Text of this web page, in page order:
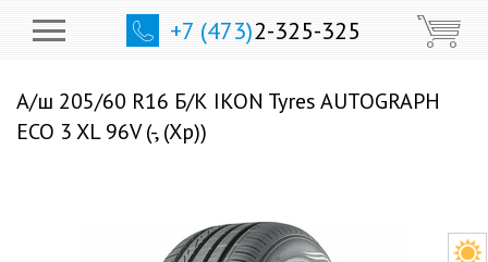
+7 (473)2-325-325
А/ш 205/60 R16 Б/К IKON Tyres AUTOGRAPH
ECO 3 XL 96V (-, (Хр))